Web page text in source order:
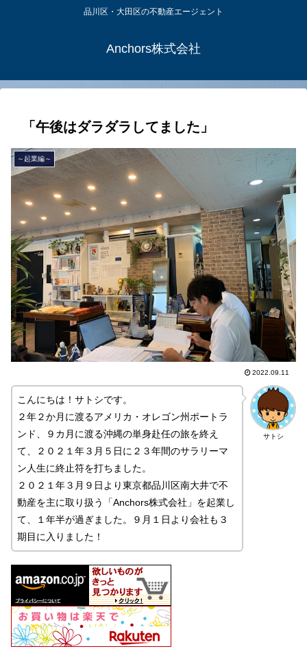
品川区・大田区の不動産エージェント
Anchors株式会社
「午後はダラダラしてました」
～起業編～
2022.09.11
サトシ
こんにちは！サトシです。
２年２か月に渡るアメリカ・オレゴン州ポートラ
ンド、９カ月に渡る沖縄の単身赴任の旅を終え
て、２０２１年３月５日に２３年間のサラリーマ
ン人生に終止符を打ちました。
２０２１年３月９日より東京都品川区南大井で不
動産を主に取り扱う「Anchors株式会社」を起業し
て、１年半が過ぎました。９月１日より会社も３
期目に入りました！